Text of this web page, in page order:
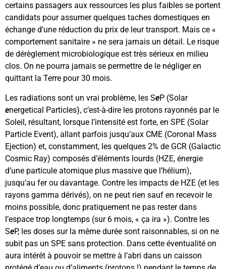
certains passagers aux ressources les plus faibles se portent
candidats pour assumer quelques taches domestiques en
échange d’une réduction du prix de leur transport. Mais ce «
comportement sanitaire » ne sera jamais un détail. Le risque
de dérèglement microbiologique est très sérieux en milieu
clos. On ne pourra jamais se permettre de le négliger en
quittant la Terre pour 30 mois.
Les radiations sont un vrai problème, les SeP (Solar
energetical Particles), c’est-à-dire les protons rayonnés par le
Soleil, résultant, lorsque l’intensité est forte, en SPE (Solar
Particle Event), allant parfois jusqu’aux CME (Coronal Mass
Ejection) et, constamment, les quelques 2% de GCR (Galactic
Cosmic Ray) composés d’éléments lourds (HZE, énergie
d’une particule atomique plus massive que l’hélium),
jusqu’au fer ou davantage. Contre les impacts de HZE (et les
rayons gamma dérivés), on ne peut rien sauf en recevoir le
moins possible, donc pratiquement ne pas rester dans
l’espace trop longtemps (sur 6 mois, « ça ira »). Contre les
SeP, les doses sur la même durée sont raisonnables, si on ne
subit pas un SPE sans protection. Dans cette éventualité on
aura intérêt à pouvoir se mettre à l’abri dans un caisson